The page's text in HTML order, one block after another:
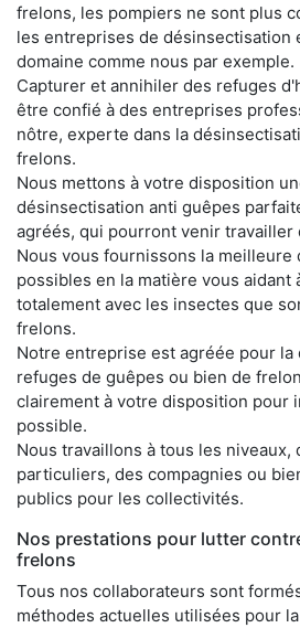
frelons, les pompiers ne sont plus
les entreprises de désinsectisation
domaine comme nous par exemple.
Capturer et annihiler des refuges
être confié à des entreprises
nôtre, experte dans la
frelons.
Nous mettons à votre disposition
désinsectisation anti guêpes
agréés, qui pourront venir travailler
Nous vous fournissons la meilleure
possibles en la matière vous aidant
totalement avec les insectes que
frelons.
Notre entreprise est agréée pour la
refuges de guêpes ou bien de
clairement à votre disposition pour
possible.
Nous travaillons à tous les niveaux,
particuliers, des compagnies ou
publics pour les collectivités.
Nos prestations pour lutter
frelons
Tous nos collaborateurs sont
méthodes actuelles utilisées pour